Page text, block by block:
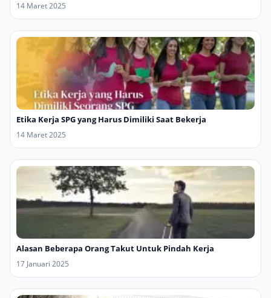
14 Maret 2025
Etika Kerja SPG yang Harus Dimiliki Saat Bekerja
14 Maret 2025
Alasan Beberapa Orang Takut Untuk Pindah Kerja
17 Januari 2025